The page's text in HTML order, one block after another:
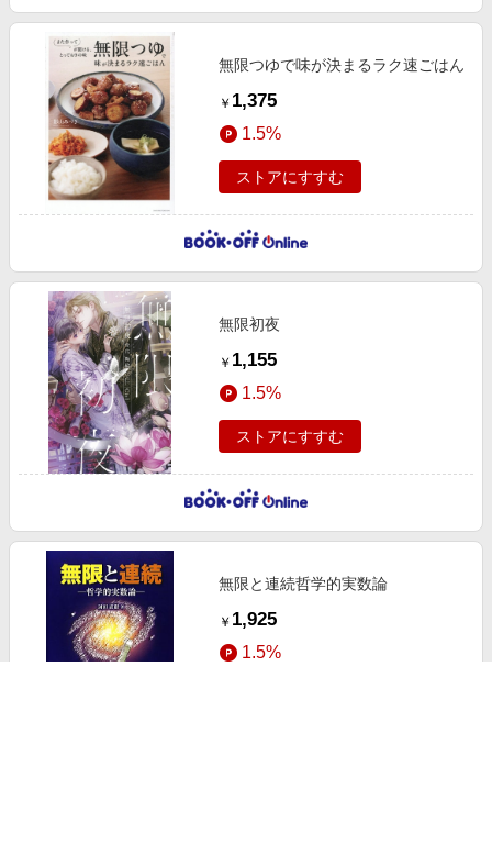
無限つゆで味が決まるラク速ごはん
￥ 1,375
1.5%
ストアにすすむ
無限初夜
￥ 1,155
1.5%
ストアにすすむ
無限と連続哲学的実数論
￥ 1,925
1.5%